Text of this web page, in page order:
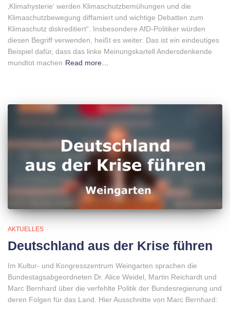
‚Klimahysterie‘ werden Klimaschutzbemühungen und die
Klimaschutzbewegung diffamiert und wichtige Debatten zum
Klimaschutz diskreditiert“. Insbesondere AfD-Politiker würden
diesen Begriff verwenden, heißt es weiter. Das ist ein eindeutiges
Beispiel dafür, dass das linke Meinungskartell Andersdenkende
mundtot machen Read more…
AKTUELLES
Deutschland aus der Krise führen
Im Kultur- und Kongresszentrum Weingarten sprachen die
Bundestagsabgeordneten Dr. Alice Weidel, Martin Reichardt und
Marc Bernhard über die verfehlte Politik der Bundesregierung und
deren Folgen für das Land. Hier Ausschnitte von Marc Bernhard: